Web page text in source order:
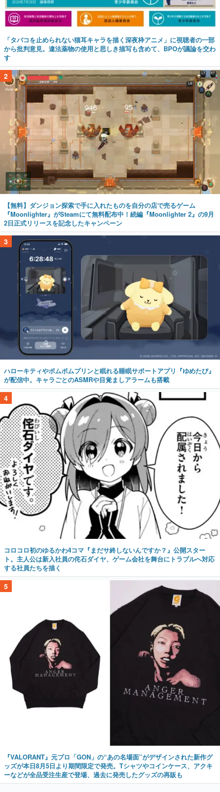
「タバコを止められない猫耳キャラを描く深夜枠アニメ」に視聴者の一部
から批判意見。違法薬物の使用と思しき描写も含めて、BPOが議論を交わ
す
2
【無料】ダンジョン探索で手に入れたものを自分の店で売るゲーム
『Moonlighter』がSteamにて無料配布中！続編『Moonlighter 2』の9月
2日正式リリースを記念したキャンペーン
3
ハローキティやポムポムプリンと眠れる睡眠サポートアプリ『ゆめたび』
が配信中。キャラごとのASMRや目覚ましアラームも搭載
4
コロコロ初のゆるかわ4コマ『まだサ終しないんですか？』公開スター
ト。主人公は新入社員の侘石ダイヤ、ゲーム会社を舞台にトラブルへ対応
する社員たちを描く
5
『VALORANT』元プロ「GON」の“あの名場面”がデザインされた新作グ
ッズが本日8月5日より期間限定で発売。Tシャツやコインケース、アクキ
ーなどが全品受注生産で登場、過去に発売したグッズの再販も